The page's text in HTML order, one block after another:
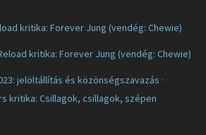
kritika: Forever Jung (vendég: Chewie)
kritika: Forever Jung (vendég: Chewie)
jelöltállítás és közönségszavazás ·
kritika: Csillagok, csillagok, szépen